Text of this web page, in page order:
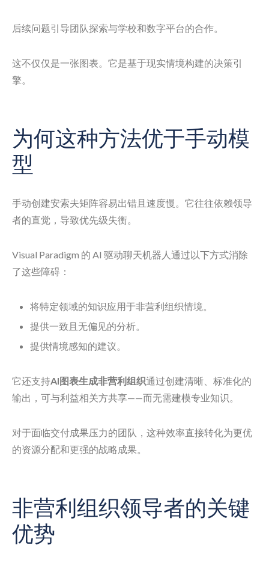
后续问题引导团队探索与学校和数字平台的合作。
这不仅仅是一张图表。它是基于现实情境构建的决策引
擎。
为何这种方法优于手动模
型
手动创建安索夫矩阵容易出错且速度慢。它往往依赖领导
者的直觉，导致优先级失衡。
Visual Paradigm 的 AI 驱动聊天机器人通过以下方式消除
了这些障碍：
将特定领域的知识应用于非营利组织情境。
提供一致且无偏见的分析。
提供情境感知的建议。
它还支持AI图表生成非营利组织通过创建清晰、标准化的
输出，可与利益相关方共享——而无需建模专业知识。
对于面临交付成果压力的团队，这种效率直接转化为更优
的资源分配和更强的战略成果。
非营利组织领导者的关键
优势